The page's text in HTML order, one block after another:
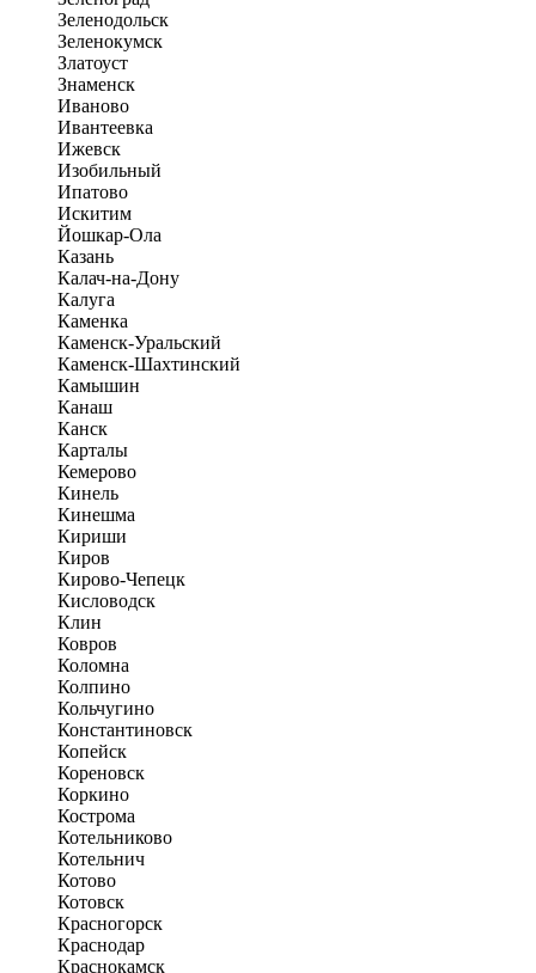
Зеленодольск
Зеленокумск
Златоуст
Знаменск
Иваново
Ивантеевка
Ижевск
Изобильный
Ипатово
Искитим
Йошкар-Ола
Казань
Калач-на-Дону
Калуга
Каменка
Каменск-Уральский
Каменск-Шахтинский
Камышин
Канаш
Канск
Карталы
Кемерово
Кинель
Кинешма
Кириши
Киров
Кирово-Чепецк
Кисловодск
Клин
Ковров
Коломна
Колпино
Кольчугино
Константиновск
Копейск
Кореновск
Коркино
Кострома
Котельниково
Котельнич
Котово
Котовск
Красногорск
Краснодар
Краснокамск